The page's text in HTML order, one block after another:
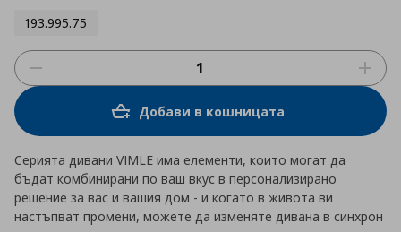
193.995.75
Добави в кошницата
Серията дивани VIMLE има елементи, които могат да
бъдат комбинирани по ваш вкус в персонализирано
решение за вас и вашия дом - и когато в живота ви
настъпват промени, можете да изменяте дивана в синхрон